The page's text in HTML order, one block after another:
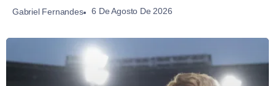
Gabriel Fernandes 6 De Agosto De 2026